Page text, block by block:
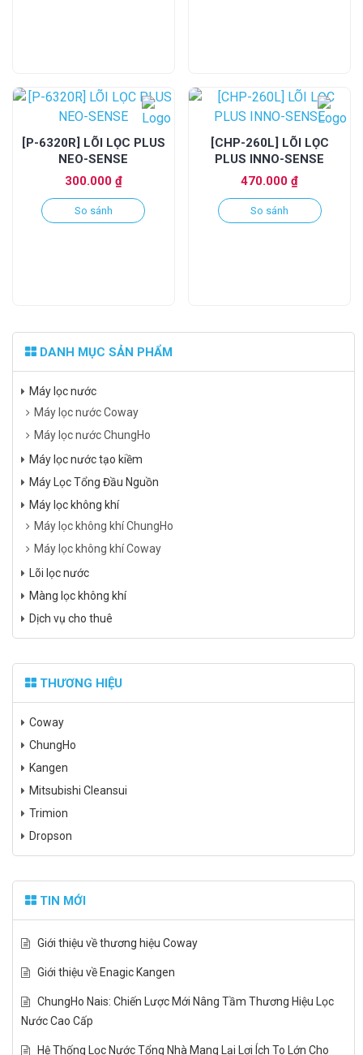
[P-6320R] LÕI LỌC PLUS
NEO-SENSE
300.000 ₫
So sánh
[CHP-260L] LÕI LỌC
PLUS INNO-SENSE
470.000₫
So sánh
DANH MỤC SẢN PHẨM
Máy lọc nước
Máy lọc nước Coway
Máy lọc nước ChungHo
Máy lọc nước tạo kiềm
Máy Lọc Tổng Đầu Nguồn
Máy lọc không khí
Máy lọc không khí ChungHo
Máy lọc không khí Coway
Lõi lọc nước
Màng lọc không khí
Dịch vụ cho thuê
THƯƠNG HIỆU
Coway
ChungHo
Kangen
Mitsubishi Cleansui
Trimion
Dropson
TIN MỚI
Giới thiệu về thương hiệu Coway
Giới thiệu về Enagic Kangen
ChungHo Nais: Chiến Lược Mới Nâng Tầm Thương Hiệu Lọc
Nước Cao Cấp
Hệ Thống Lọc Nước Tổng Nhà Mang Lại Lợi Ích To Lớn Cho